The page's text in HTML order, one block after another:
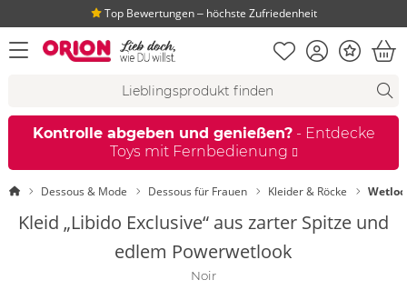
Top Bewertungen ‒ höchste Zufriedenheit
Menü öffnen Merkliste
KontoBonus
Kontrolle abgeben und genießen?- Entdecke
Toys mit Fernbedienung
StartseiteDessous & Mode Dessous für Frauen Kleider & Röcke
Kleid „Libido Exclusive“ aus zarter Spitze und
edlem Powerwetlook
Noir